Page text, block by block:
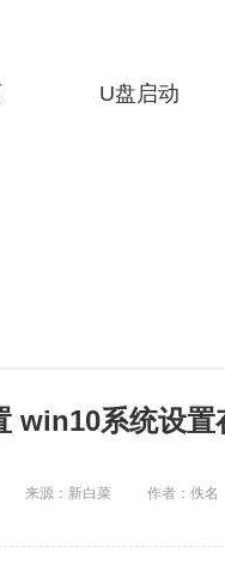
U盘启动
win10系统设置
来源：新白菜 作者：佚名